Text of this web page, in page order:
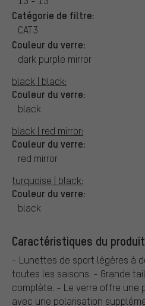
Catégorie de filtre:
CAT3
Couleur du verre:
dark purple mirror
black | black:
Couleur du verre:
black
black | red mirror:
Couleur du verre:
red mirror
turquoise | black:
Couleur du verre:
black
Caractéristiques du
- Lunettes de sport légères à
toutes les saisons. - Grande
complète. - Le verre offre une
avec une polarisation